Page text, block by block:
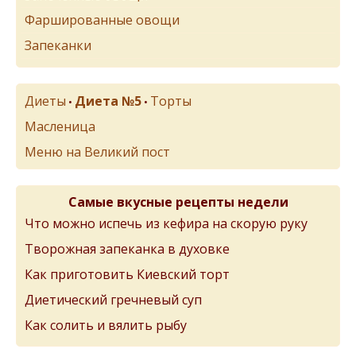
Фаршированные овощи
Запеканки
Диеты • Диета №5 • Торты
Масленица
Меню на Великий пост
Самые вкусные рецепты недели
Что можно испечь из кефира на скорую руку
Творожная запеканка в духовке
Как приготовить Киевский торт
Диетический гречневый суп
Как солить и вялить рыбу